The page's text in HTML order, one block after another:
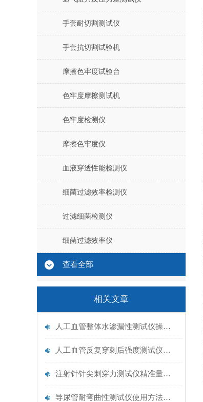
手套耐切割测试仪
手套抗切割试验机
摩擦色牢度试验台
色牢度摩擦测试机
色牢度检测仪
摩擦色牢度仪
血液穿透性能检测仪
细菌过滤效率检测仪
过滤细菌检测仪
细菌过滤效率仪
查看全部
相关文章
人工血管整体水渗漏性测试仪操作中最容易出错的步骤
人工血管反复穿刺后强度测试仪是什么？透析患者的“生命管“质量靠它把关！
注射针针尖刺穿力测试仪精准量化针尖锋利度，构筑临床安全防线
导尿管耐弯曲性测试仪使用方法与操作规范